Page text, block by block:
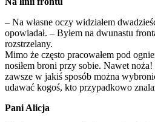
– Na własne oczy widziałem
opowiadał. – Byłem na dwunastu
rozstrzelany.
Mimo że często pracowałem pod
nosiłem broni przy sobie. Nawet noża!
zawsze w jakiś sposób można
udawać kogoś, kto przypadkowo
Pani Alicja